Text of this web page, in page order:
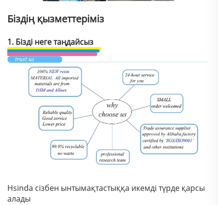
Біздің қызметтеріміз
1. Бізді неге таңдайсыз
Hsinda сізбен ынтымақтастыққа икемді түрде қарсы
алады